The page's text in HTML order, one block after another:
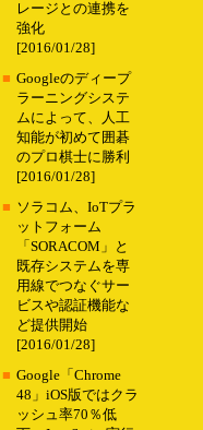
レージとの連携を
強化
[2016/01/28]
■ Googleのディープ
ラーニングシステ
ムによって、人工
知能が初めて囲碁
のプロ棋士に勝利
[2016/01/28]
■ ソラコム、IoTプラ
ットフォーム
「SORACOM」と
既存システムを専
用線でつなぐサー
ビスや認証機能な
ど提供開始
[2016/01/28]
■ Google「Chrome
48」iOS版ではクラ
ッシュ率70％低